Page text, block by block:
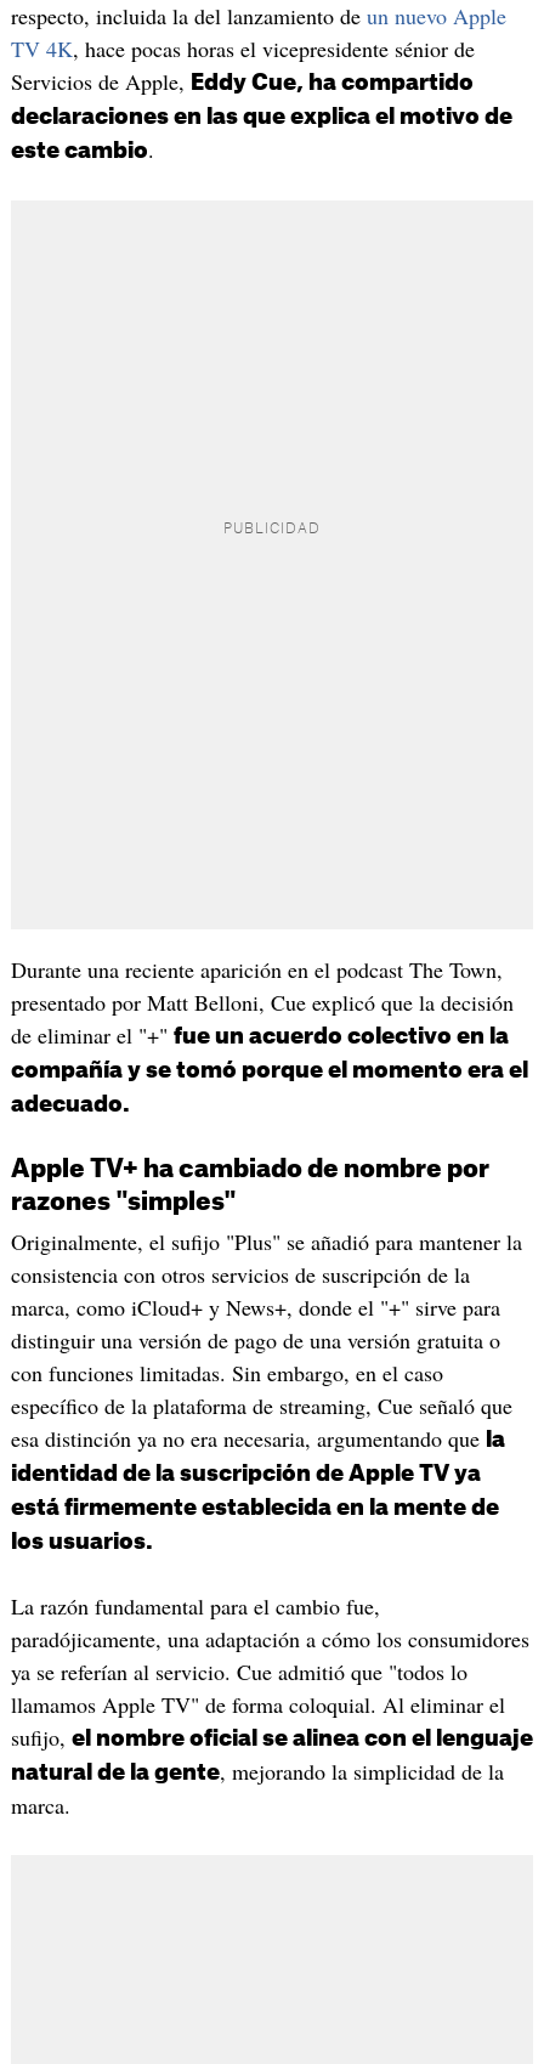
respecto, incluida la del lanzamiento de un nuevo Apple
TV 4K, hace pocas horas el vicepresidente sénior de
Servicios de Apple, Eddy Cue, ha compartido
declaraciones en las que explica el motivo de
este cambio.
Durante una reciente aparición en el podcast The Town,
presentado por Matt Belloni, Cue explicó que la decisión
de eliminar el "+" fue un acuerdo colectivo en la
compañía y se tomó porque el momento era el
adecuado.
Apple TV+ ha cambiado de nombre por
razones "simples"
Originalmente, el sufijo "Plus" se añadió para mantener la
consistencia con otros servicios de suscripción de la
marca, como iCloud+ y News+, donde el "+" sirve para
distinguir una versión de pago de una versión gratuita o
con funciones limitadas. Sin embargo, en el caso
específico de la plataforma de streaming, Cue señaló que
esa distinción ya no era necesaria, argumentando que la
identidad de la suscripción de Apple TV ya
está firmemente establecida en la mente de
los usuarios.
La razón fundamental para el cambio fue,
paradójicamente, una adaptación a cómo los consumidores
ya se referían al servicio. Cue admitió que "todos lo
llamamos Apple TV" de forma coloquial. Al eliminar el
sufijo, el nombre oficial se alinea con el lenguaje
natural de la gente, mejorando la simplicidad de la
marca.